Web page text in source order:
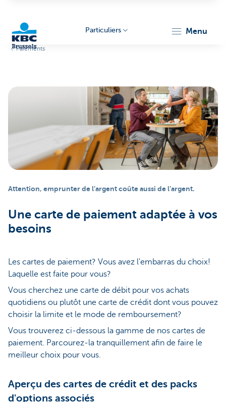
Particuliers menu
Paiements
Attention, emprunter de l’argent coûte aussi de l’argent.
Une carte de paiement adaptée à vos
besoins
Les cartes de paiement? Vous avez l'embarras du choix!
Laquelle est faite pour vous?
Vous cherchez une carte de débit pour vos achats
quotidiens ou plutôt une carte de crédit dont vous pouvez
choisir la limite et le mode de remboursement?
Vous trouverez ci-dessous la gamme de nos cartes de
paiement. Parcourez-la tranquillement afin de faire le
meilleur choix pour vous.
Aperçu des cartes de crédit et des packs
d'options associés